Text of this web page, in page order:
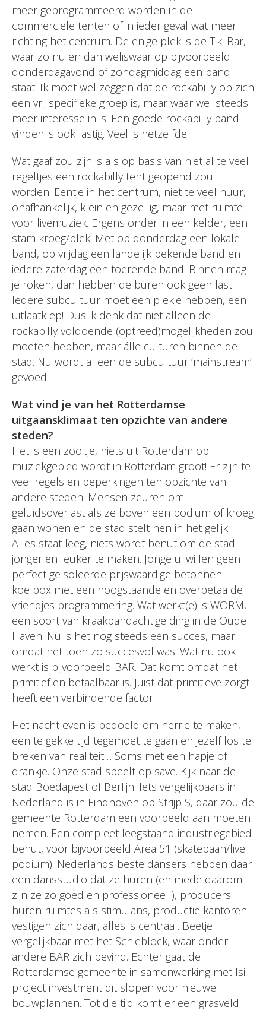
meer geprogrammeerd worden in de
commerciële tenten of in ieder geval wat meer
richting het centrum. De enige plek is de Tiki Bar,
waar zo nu en dan weliswaar op bijvoorbeeld
donderdagavond of zondagmiddag een band
staat. Ik moet wel zeggen dat de rockabilly op zich
een vrij specifieke groep is, maar waar wel steeds
meer interesse in is. Een goede rockabilly band
vinden is ook lastig. Veel is hetzelfde.
Wat gaaf zou zijn is als op basis van niet al te veel
regeltjes een rockabilly tent geopend zou
worden. Eentje in het centrum, niet te veel huur,
onafhankelijk, klein en gezellig, maar met ruimte
voor livemuziek. Ergens onder in een kelder, een
stam kroeg/plek. Met op donderdag een lokale
band, op vrijdag een landelijk bekende band en
iedere zaterdag een toerende band. Binnen mag
je roken, dan hebben de buren ook geen last.
Iedere subcultuur moet een plekje hebben, een
uitlaatklep! Dus ik denk dat niet alleen de
rockabilly voldoende (optreed)mogelijkheden zou
moeten hebben, maar álle culturen binnen de
stad. Nu wordt alleen de subcultuur ‘mainstream’
gevoed.
Wat vind je van het Rotterdamse
uitgaansklimaat ten opzichte van andere
steden?
Het is een zooitje, niets uit Rotterdam op
muziekgebied wordt in Rotterdam groot! Er zijn te
veel regels en beperkingen ten opzichte van
andere steden. Mensen zeuren om
geluidsoverlast als ze boven een podium of kroeg
gaan wonen en de stad stelt hen in het gelijk.
Alles staat leeg, niets wordt benut om de stad
jonger en leuker te maken. Jongelui willen geen
perfect geïsoleerde prijswaardige betonnen
koelbox met een hoogstaande en overbetaalde
vriendjes programmering. Wat werkt(e) is WORM,
een soort van kraakpandachtige ding in de Oude
Haven. Nu is het nog steeds een succes, maar
omdat het toen zo succesvol was. Wat nu ook
werkt is bijvoorbeeld BAR. Dat komt omdat het
primitief en betaalbaar is. Juist dat primitieve zorgt
heeft een verbindende factor.
Het nachtleven is bedoeld om herrie te maken,
een te gekke tijd tegemoet te gaan en jezelf los te
breken van realiteit… Soms met een hapje of
drankje. Onze stad speelt op save. Kijk naar de
stad Boedapest of Berlijn. Iets vergelijkbaars in
Nederland is in Eindhoven op Strijp S, daar zou de
gemeente Rotterdam een voorbeeld aan moeten
nemen. Een compleet leegstaand industriegebied
benut, voor bijvoorbeeld Area 51 (skatebaan/live
podium). Nederlands beste dansers hebben daar
een dansstudio dat ze huren (en mede daarom
zijn ze zo goed en professioneel ), producers
huren ruimtes als stimulans, productie kantoren
vestigen zich daar, alles is centraal. Beetje
vergelijkbaar met het Schieblock, waar onder
andere BAR zich bevind. Echter gaat de
Rotterdamse gemeente in samenwerking met lsi
project investment dit slopen voor nieuwe
bouwplannen. Tot die tijd komt er een grasveld.